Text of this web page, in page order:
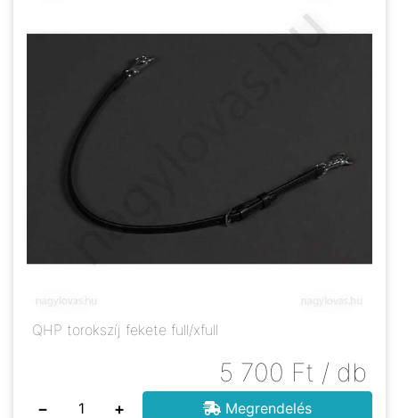
QHP torokszíj fekete full/xfull
5 700 Ft / db
− +
Megrendelés